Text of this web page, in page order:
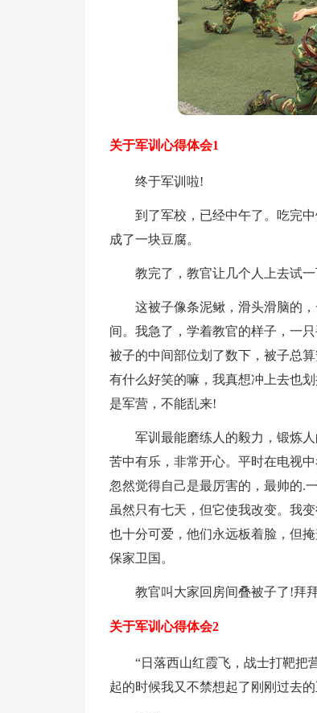
关于军训心得体会1
终于军训啦!
到了军校，已经中午了。吃完中
成了一块豆腐。
教完了，教官让几个人上去试一
这被子像条泥鳅，滑头滑脑的，
间。我急了，学着教官的样子，一
被子的中间部位划了数下，被子总
有什么好笑的嘛，我真想冲上去也
是军营，不能乱来!
军训最能磨练人的毅力，锻炼人
苦中有乐，非常开心。平时在电视
忽然觉得自己是最厉害的，最帅的.
虽然只有七天，但它使我改变。我
也十分可爱，他们永远板着脸，但
保家卫国。
教官叫大家回房间叠被子了!拜
关于军训心得体会2
“日落西山红霞飞，战士打靶把
起的时候我又不禁想起了刚刚过去的